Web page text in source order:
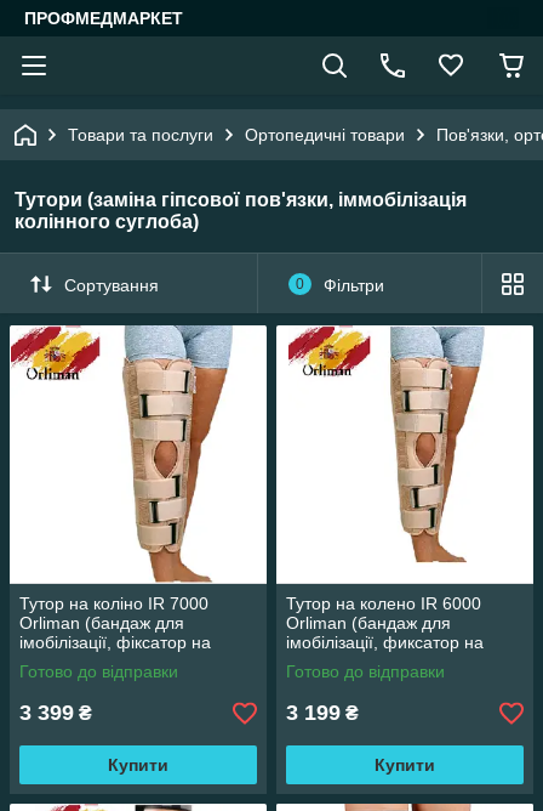
ПРОФМЕДМАРКЕТ
Товари та послуги Ортопедичні товари Пов'язки,
Тутори (заміна гіпсової пов'язки, іммобілізація
колінного суглоба)
Сортування 0 Фільтри
Тутор на коліно IR 7000
Orliman (бандаж для
імобілізації, фіксатор на
колінний сустав)
Готово до відправки
3 399 ₴
Купити
Тутор на колено IR 6000
Orliman (бандаж для
імобілізації, фиксатор на
коленный сустав)
Готово до відправки
3 199 ₴
Купити